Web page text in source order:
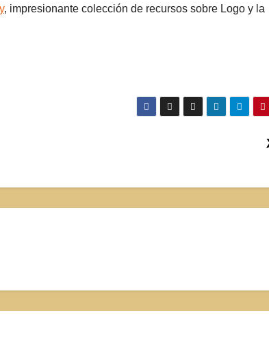
, impresionante colección de recursos sobre Logo y la